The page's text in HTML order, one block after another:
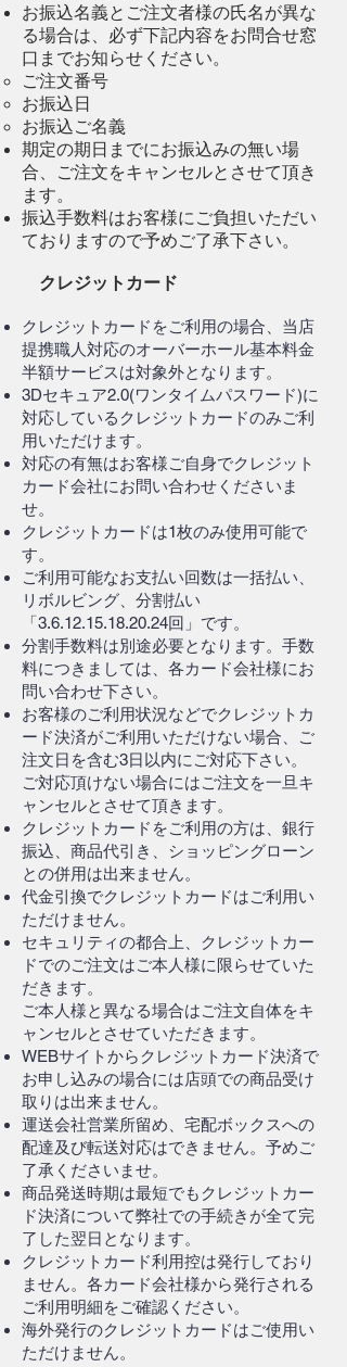
お振込名義とご注文者様の氏名が異な
る場合は、必ず下記内容をお問合せ窓
口までお知らせください。
ご注文番号
お振込日
お振込ご名義
期定の期日までにお振込みの無い場
合、ご注文をキャンセルとさせて頂き
ます。
振込手数料はお客様にご負担いただい
ておりますので予めご了承下さい。
クレジットカード
クレジットカードをご利用の場合、当店
提携職人対応のオーバーホール基本料金
半額サービスは対象外となります。
3Dセキュア2.0(ワンタイムパスワード)に
対応しているクレジットカードのみご利
用いただけます。
対応の有無はお客様ご自身でクレジット
カード会社にお問い合わせくださいま
せ。
クレジットカードは1枚のみ使用可能で
す。
ご利用可能なお支払い回数は一括払い、
リボルビング、分割払い
「3.6.12.15.18.20.24回」です。
分割手数料は別途必要となります。手数
料につきましては、各カード会社様にお
問い合わせ下さい。
お客様のご利用状況などでクレジットカ
ード決済がご利用いただけない場合、ご
注文日を含む3日以内にご対応下さい。
ご対応頂けない場合にはご注文を一旦キ
ャンセルとさせて頂きます。
クレジットカードをご利用の方は、銀行
振込、商品代引き、ショッピングローン
との併用は出来ません。
代金引換でクレジットカードはご利用い
ただけません。
セキュリティの都合上、クレジットカー
ドでのご注文はご本人様に限らせていた
だきます。
ご本人様と異なる場合はご注文自体をキ
ャンセルとさせていただきます。
WEBサイトからクレジットカード決済で
お申し込みの場合には店頭での商品受け
取りは出来ません。
運送会社営業所留め、宅配ボックスへの
配達及び転送対応はできません。予めご
了承くださいませ。
商品発送時期は最短でもクレジットカー
ド決済について弊社での手続きが全て完
了した翌日となります。
クレジットカード利用控は発行しており
ません。各カード会社様から発行される
ご利用明細をご確認ください。
海外発行のクレジットカードはご使用い
ただけません。